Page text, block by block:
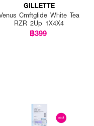
GILLETTE
Cmftglide White Tea
RZR 2Up 1X4X4
฿399